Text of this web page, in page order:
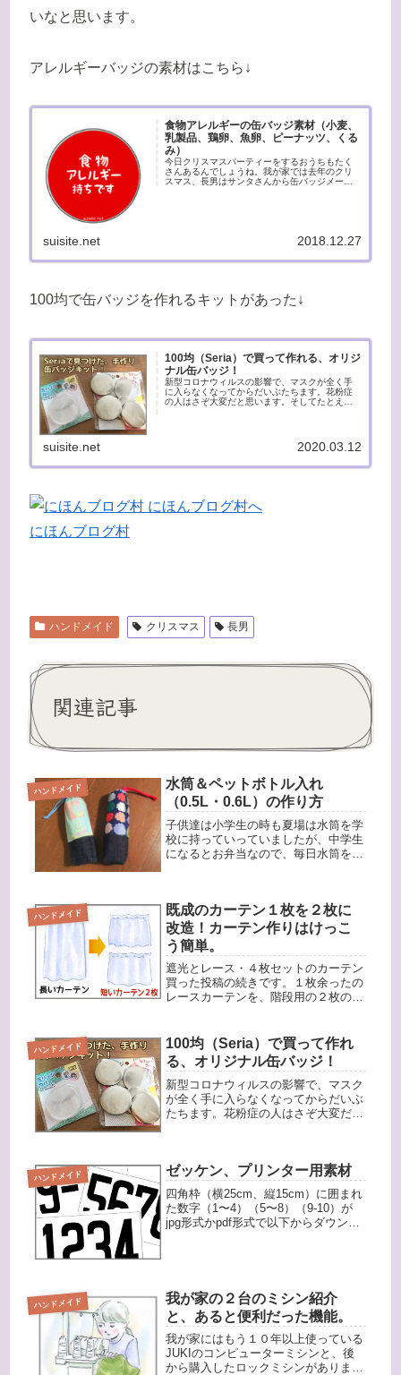
いなと思います。
アレルギーバッジの素材はこちら↓
食物アレルギーの缶バッジ素材（小麦、
乳製品、鶏卵、魚卵、ピーナッツ、くる
み）
今日クリスマスパーティーをするおうちもたく
さんあるんでしょうね。我が家では去年のクリ
スマス、長男はサンタさんから缶バッジメーカ
suisite.net 2018.12.27
100均で缶バッジを作れるキットがあった↓
100均（Seria）で買って作れる、オリジ
ナル缶バッジ！
新型コロナウィルスの影響で、マスクが全く手
に入らなくなってからだいぶたちます。花粉症
の人はさぞ大変だと思います。そしてたとえマ
suisite.net 2020.03.12
にほんブログ村
ハンドメイド クリスマス 長男
関連記事
ハンドメイド
水筒＆ペットボトル入れ
（0.5L・0.6L）の作り方
子供達は小学生の時も夏場は水筒を学
校に持っていっていましたが、中学生
になるとお弁当なので、毎日水筒を持
ーの作り方です。作り方１、まず布を
以...
ハンドメイド
既成のカーテン１枚を２枚に
改造！カーテン作りはけっこ
う簡単。
遮光とレース・４枚セットのカーテン
買った投稿の続きです。１枚余ったの
レースカーテンを、階段用の２枚のカ
が、かなり日焼けして色あせていたん
です・・・。階段のカーテンは短めで
い...
ハンドメイド
100均（Seria）で買って作れ
る、オリジナル缶バッジ！
新型コロナウィルスの影響で、マスク
が全く手に入らなくなってからだいぶ
たちます。花粉症の人はさぞ大変だと
最近は「花粉症です」「喘息です」な
ど...
ハンドメイド ゼッケン、プリンター用素材
四角枠（横25cm、縦15cm）に囲まれ
た数字（1〜4）（5〜8）（9-10）が
jpg形式かpdf形式で以下からダウンロ
ハンドメイド
我が家の２台のミシン紹介
と、あると便利だった機能。
我が家にはもう１０年以上使っている
JUKIのコンピューターミシンと、後
から購入したロックミシンがありま